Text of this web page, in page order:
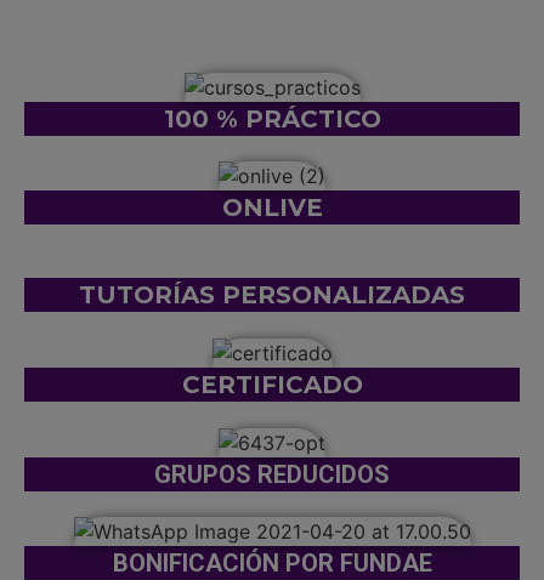
100 % PRÁCTICO
ONLIVE
TUTORÍAS PERSONALIZADAS
CERTIFICADO
GRUPOS REDUCIDOS
BONIFICACIÓN POR FUNDAE